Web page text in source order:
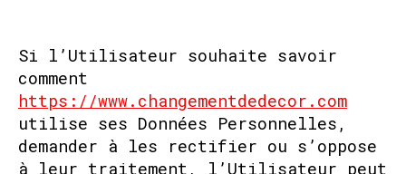
Si l’Utilisateur souhaite savoir
comment
https://www.changementdedecor.com
utilise ses Données Personnelles,
demander à les rectifier ou s’oppose
à leur traitement, l’Utilisateur peut